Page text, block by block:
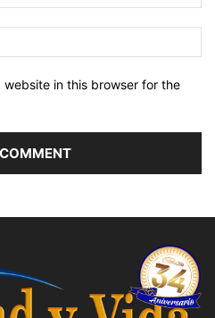
website in this browser for the